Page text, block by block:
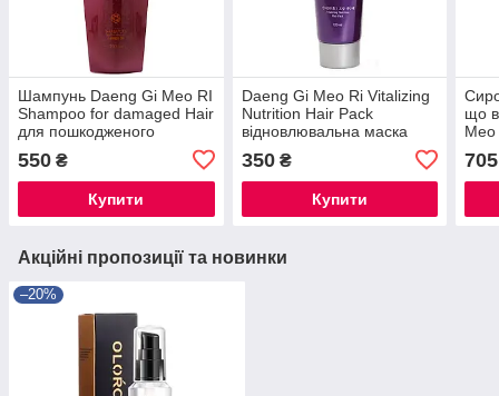
Шампунь Daeng Gi Meo RI
Shampoo for damaged Hair
для пошкодженого
550 ₴
Купити
Daeng Gi Meo Ri Vitalizing
Nutrition Hair Pack
відновлювальна маска
120 мл
350₴
Купити
що
705
Акційні пропозиції та новинки
–20%